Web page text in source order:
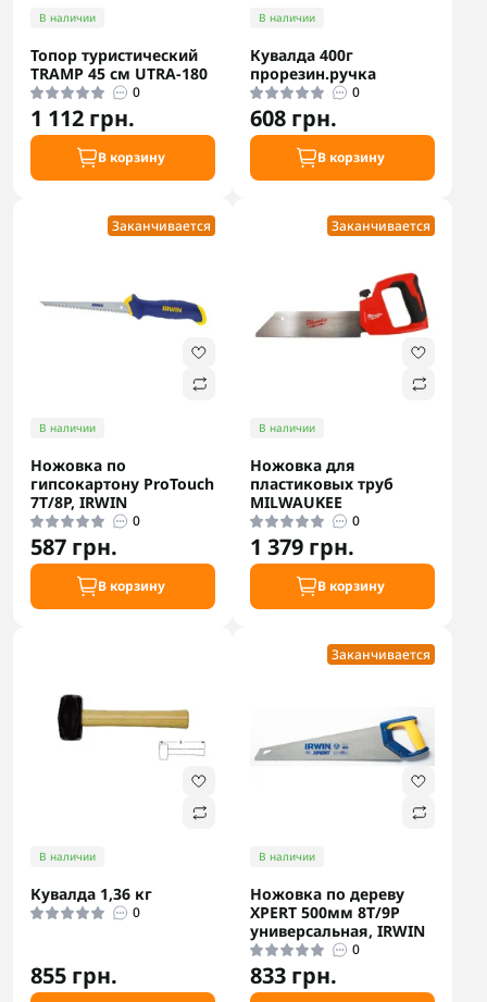
В наличии
Топор туристический
TRAMP 45 см UTRA-180
0
1 112 грн.
В корзину
В наличии
Кувалда 400г
прорезин.ручка
0
608 грн.
В корзину
Заканчивается
В наличии
Ножовка по
гипсокартону ProTouch
7T/8P, IRWIN
0
587 грн.
В корзину
Заканчивается
В наличии
Ножовка для
пластиковых труб
MILWAUKEE
0
1 379 грн.
В корзину
В наличии
Кувалда 1,36 кг
0
855 грн.
Заканчивается
В наличии
Ножовка по дереву
XPERT 500мм 8T/9P
универсальная, IRWIN
0
833 грн.